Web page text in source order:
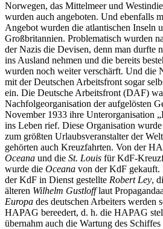
Norwegen, das Mittelmeer und
wurden auch angeboten. Und ebenfalls
Angebot wurden die atlantischen Inseln
Großbritannien. Problematisch wurden
der Nazis die Devisen, denn man durfte
ins Ausland nehmen und die bereits
wurden noch weiter verschärft. Und die
mit der Deutschen Arbeitsfront sogar
ein. Die Deutsche Arbeitsfront (DAF)
Nachfolgeorganisation der aufgelösten
November 1933 ihre Unterorganisation
ins Leben rief. Diese Organisation
zum größten Urlaubsveranstalter der
gehörten auch Kreuzfahrten. Von der
Oceana und die St. Louis für KdF-
wurde die Oceana von der KdF gekauft.
der KdF in Dienst gestellte Robert Ley,
älteren Wilhelm Gustlofflaut
Europa des deutschen Arbeiters werden
HAPAG bereedert, d. h. die HAPAG
übernahm auch die Wartung des